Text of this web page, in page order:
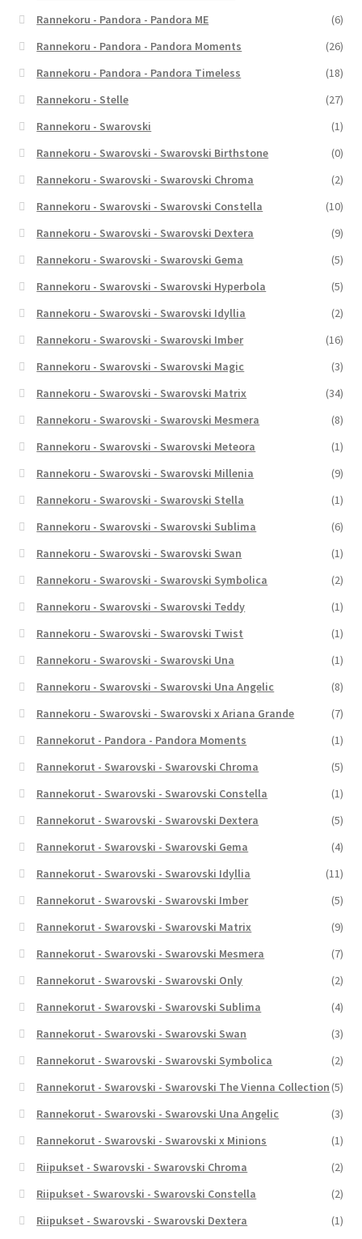
Rannekoru - Pandora - Pandora ME
(6)
Rannekoru - Pandora - Pandora Moments
(26)
Rannekoru - Pandora - Pandora Timeless
(18)
Rannekoru - Stelle
(27)
Rannekoru - Swarovski
(1)
Rannekoru - Swarovski - Swarovski Birthstone
(0)
Rannekoru - Swarovski - Swarovski Chroma
(2)
Rannekoru - Swarovski - Swarovski Constella
(10)
Rannekoru - Swarovski - Swarovski Dextera
(9)
Rannekoru - Swarovski - Swarovski Gema
(5)
Rannekoru - Swarovski - Swarovski Hyperbola
(5)
Rannekoru - Swarovski - Swarovski Idyllia
(2)
Rannekoru - Swarovski - Swarovski Imber
(16)
Rannekoru - Swarovski - Swarovski Magic
(3)
Rannekoru - Swarovski - Swarovski Matrix
(34)
Rannekoru - Swarovski - Swarovski Mesmera
(8)
Rannekoru - Swarovski - Swarovski Meteora
(1)
Rannekoru - Swarovski - Swarovski Millenia
(9)
Rannekoru - Swarovski - Swarovski Stella
(1)
Rannekoru - Swarovski - Swarovski Sublima
(6)
Rannekoru - Swarovski - Swarovski Swan
(1)
Rannekoru - Swarovski - Swarovski Symbolica
(2)
Rannekoru - Swarovski - Swarovski Teddy
(1)
Rannekoru - Swarovski - Swarovski Twist
(1)
Rannekoru - Swarovski - Swarovski Una
(1)
Rannekoru - Swarovski - Swarovski Una Angelic
(8)
Rannekoru - Swarovski - Swarovski x Ariana Grande
(7)
Rannekorut - Pandora - Pandora Moments
(1)
Rannekorut - Swarovski - Swarovski Chroma
(5)
Rannekorut - Swarovski - Swarovski Constella
(1)
Rannekorut - Swarovski - Swarovski Dextera
(5)
Rannekorut - Swarovski - Swarovski Gema
(4)
Rannekorut - Swarovski - Swarovski Idyllia
(11)
Rannekorut - Swarovski - Swarovski Imber
(5)
Rannekorut - Swarovski - Swarovski Matrix
(9)
Rannekorut - Swarovski - Swarovski Mesmera
(7)
Rannekorut - Swarovski - Swarovski Only
(2)
Rannekorut - Swarovski - Swarovski Sublima
(4)
Rannekorut - Swarovski - Swarovski Swan
(3)
Rannekorut - Swarovski - Swarovski Symbolica
(2)
Rannekorut - Swarovski - Swarovski The Vienna Collection (5)
Rannekorut - Swarovski - Swarovski Una Angelic
(3)
Rannekorut - Swarovski - Swarovski x Minions
(1)
Riipukset - Swarovski - Swarovski Chroma
(2)
Riipukset - Swarovski - Swarovski Constella
(2)
Riipukset - Swarovski - Swarovski Dextera
(1)